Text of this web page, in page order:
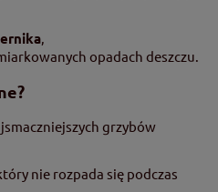
opadach deszczu.
grzybów
nie rozpada się podczas